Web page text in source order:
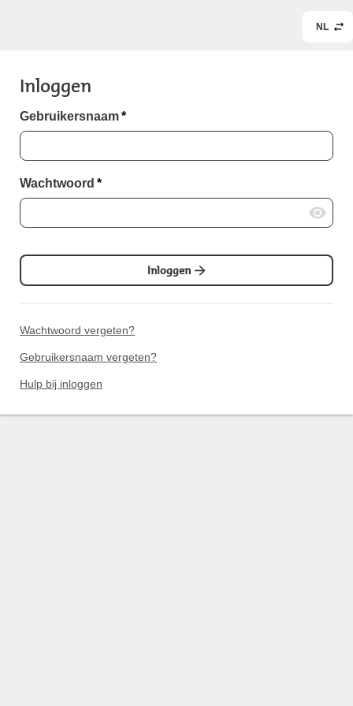
NL
Inloggen
Gebruikersnaam*
Wachtwoord *
Inloggen
Wachtwoord vergeten?
Gebruikersnaam vergeten?
Hulp bij inloggen